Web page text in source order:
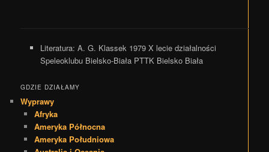
Literatura: A. G. Klassek 1979 X lecie działalności
Speleoklubu Bielsko-Biała PTTK Bielsko Biała
GDZIE DZIAŁAMY
Wyprawy
Afryka
Ameryka Północna
Ameryka Południowa